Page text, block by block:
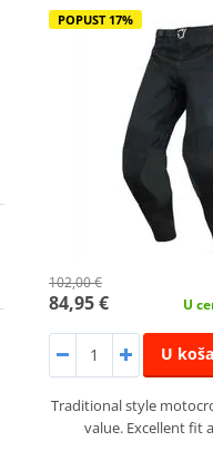
POPUST 17%
102,00 €
84,95 € U
U
Traditional style
value. Excellent fit